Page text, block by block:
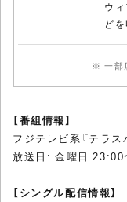
ウ
ど
※ 一部
【番組情報】
フジテレビ系『テラス
放送日: 金曜日 23:00
【シングル配信情報】